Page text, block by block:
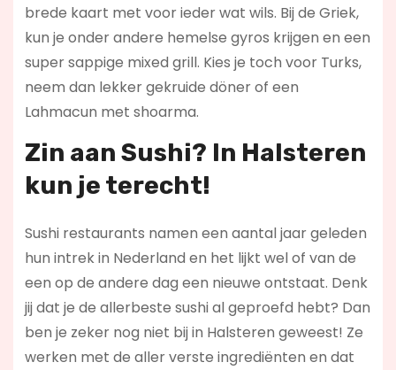
brede kaart met voor ieder wat wils. Bij de Griek,
kun je onder andere hemelse gyros krijgen en een
super sappige mixed grill. Kies je toch voor Turks,
neem dan lekker gekruide döner of een
Lahmacun met shoarma.
Zin aan Sushi? In Halsteren
kun je terecht!
Sushi restaurants namen een aantal jaar geleden
hun intrek in Nederland en het lijkt wel of van de
een op de andere dag een nieuwe ontstaat. Denk
jij dat je de allerbeste sushi al geproefd hebt? Dan
ben je zeker nog niet bij in Halsteren geweest! Ze
werken met de aller verste ingrediënten en dat